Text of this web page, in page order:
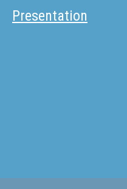
Presentation